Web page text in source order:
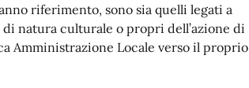
riferimento, sono sia quelli legati a
natura culturale o propri dell’azione di
Amministrazione Locale verso il proprio